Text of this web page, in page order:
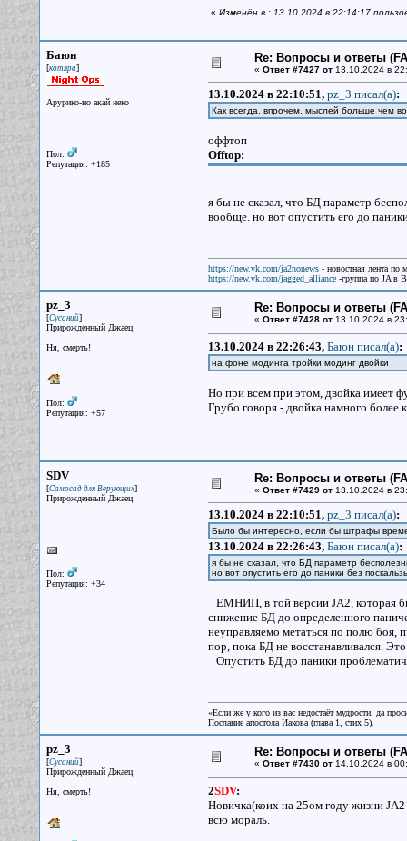
« Изменён в : 13.10.2024 в 22:14:17
Баюн
[котяра]
Арурико-но акай неко
Пол:
Репутация: +185
Re: Вопросы и ответы
« Ответ #7427 от13.10.2024 в
13.10.2024 в 22:10:51, pz_3 писал(a):
Как всегда, впрочем, мыслей больше чем
оффтоп
Offtop:
я бы не сказал, что БД параметр
вообще. но вот опустить его до
https://new.vk.com/ja2nonews- новостная лента по
https://new.vk.com/jagged_alliance-группа по JA в
pz_3
[Сусаний]
Прирожденный Джаец
Ня, смерть!
Пол:
Репутация: +57
Re: Вопросы и ответы
« Ответ #7428 от13.10.2024 в
13.10.2024 в 22:26:43, Баюн писал(a):
на фоне модинга тройки модинг двойки
Но при всем при этом, двойка имеет
Грубо говоря - двойка намного более
SDV
[Самосад для Верующих]
Прирожденный Джаец
Пол:
Репутация: +34
Re: Вопросы и ответы
« Ответ #7429 от13.10.2024 в
13.10.2024 в 22:10:51, pz_3 писал(a):
Было бы интересно, если бы штрафы
13.10.2024 в 22:26:43, Баюн писал(a):
я бы не сказал, что БД параметр
но вот опустить его до паники без
ЕМНИП, в той версии JA2, которая
снижение БД до определенного
неуправляемо метаться по полю боя,
пор, пока БД не восстанавливался.
Опустить БД до паники
«Если же у кого из вас недостаёт мудрости, да
Послание апостола Иакова (глава 1, стих 5).
pz_3
[Сусаний]
Прирожденный Джаец
Ня, смерть!
Re: Вопросы и ответы
« Ответ #7430 от14.10.2024 в
2SDV:
Новичка(коих на 25ом году жизни
всю мораль.